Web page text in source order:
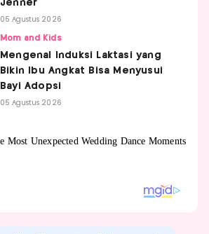
Jenner
05 Agustus 2026
Mom and Kids
Mengenal Induksi Laktasi yang
Bikin Ibu Angkat Bisa Menyusui
Bayi Adopsi
05 Agustus 2026